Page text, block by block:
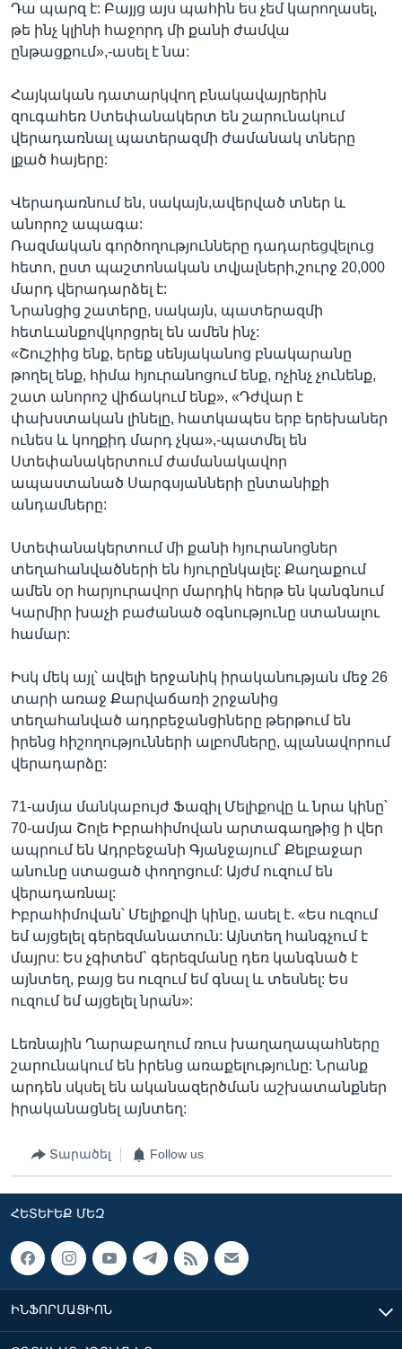
Դա պարզ է: Բայյց այս պահին ես չեմ կարողասել,
թե ինչ կլինի հաջորդ մի քանի ժամվա
ընթացքում»,-ասել է նա:
Հայկական դատարկվող բնակավայրերին
զուգահեռ Ստեփանակերտ են շարունակում
վերադառնալ պատերազմի ժամանակ տները
լքած հայերը:
Վերադառնում են, սակայն,ավերված տներ և
անորոշ ապագա:
Ռազմական գործողությունները դադարեցվելուց
հետո, ըստ պաշտոնական տվյալների,շուրջ 20,000
մարդ վերադարձել է:
Նրանցից շատերը, սակայն, պատերազմի
հետևանքովկորցրել են ամեն ինչ:
«Շուշիից ենք, երեք սենյականոց բնակարանը
թողել ենք, հիմա հյուրանոցում ենք, ոչինչ չունենք,
շատ անորոշ վիճակում ենք», «Դժվար է
փախստական լինելը, հատկապես երբ երեխաներ
ունես և կողքիդ մարդ չկա»,-պատմել են
Ստեփանակերտում ժամանակավոր
ապաստանած Սարգսյանների ընտանիքի
անդամները:
Ստեփանակերտում մի քանի հյուրանոցներ
տեղահանվածների են հյուրընկալել: Քաղաքում
ամեն օր հարյուրավոր մարդիկ հերթ են կանգնում
Կարմիր խաչի բաժանած օգնությունը ստանալու
համար:
Իսկ մեկ այլ՝ ավելի երջանիկ իրականության մեջ 26
տարի առաջ Քարվաճառի շրջանից
տեղահանված ադրբեջանցիները թերթում են
իրենց հիշողությունների ալբոմները, պլանավորում
վերադարձը:
71-ամյա մանկաբույժ Ֆազիլ Մելիքովը և նրա կինը՝
70-ամյա Շոլե Իբրահիմովան արտագաղթից ի վեր
ապրում են Ադրբեջանի Գյանջայում՝ Քելբաջար
անունը ստացած փողոցում: Այժմ ուզում են
վերադառնալ:
Իբրահիմովան՝ Մելիքովի կինը, ասել է. «Ես ուզում
եմ այցելել գերեզմանատուն: Այնտեղ հանգչում է
մայրս: Ես չգիտեմ` գերեզմանը դեռ կանգնած է
այնտեղ, բայց ես ուզում եմ գնալ և տեսնել: Ես
ուզում եմ այցելել նրան»:
Լեռնային Ղարաբաղում ռուս խաղաղապահները
շարունակում են իրենց առաքելությունը: Նրանք
արդեն սկսել են ականազերծման աշխատանքներ
իրականացնել այնտեղ:
Տարածել Follow us
ՀԵՏԵՒԵՔ ՄԵԶ
ԻՆՖՈՐՄԱՑԻՈՆ